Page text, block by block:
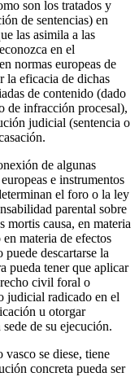
son los tratados y
de sentencias) en
las asimila a las
en el
normas europeas de
la eficacia de dichas
de contenido (dado
de infracción procesal),
judicial (sentencia o
de algunas
e instrumentos
el foro o la ley
parental sobre
mortis causa, en materia
materia de efectos
descartarse la
pueda tener que aplicar
civil foral o
judicial radicado en el
u otorgar
de su ejecución.
se diese, tiene
concreta pueda ser